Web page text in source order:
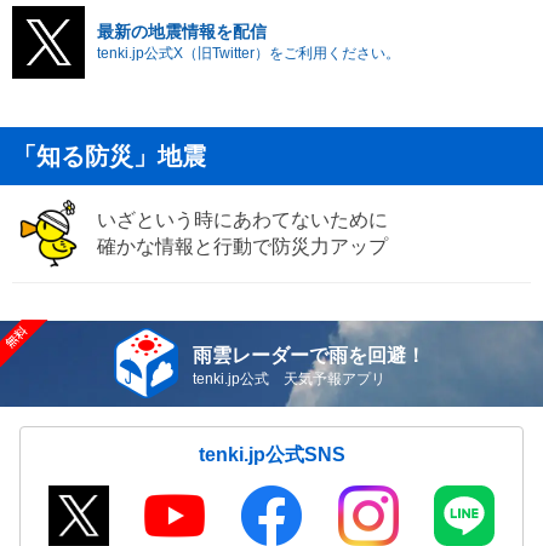
最新の地震情報を配信
tenki.jp公式X（旧Twitter）をご利用ください。
「知る防災」地震
いざという時にあわてないために
確かな情報と行動で防災力アップ
雨雲レーダーで雨を回避！
tenki.jp公式 天気予報アプリ
tenki.jp公式SNS